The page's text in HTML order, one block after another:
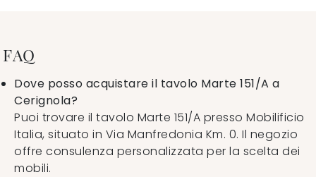
FAQ
Dove posso acquistare il tavolo Marte 151/A a
Cerignola?
Puoi trovare il tavolo Marte 151/A presso Mobilificio
Italia, situato in Via Manfredonia Km. 0. Il negozio
offre consulenza personalizzata per la scelta dei
mobili.